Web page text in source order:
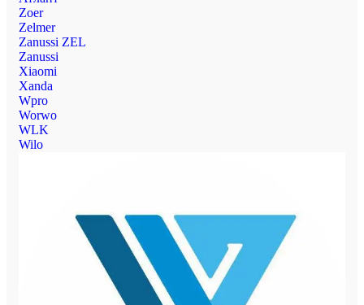
Zoer
Zelmer
Zanussi ZEL
Zanussi
Xiaomi
Xanda
Wpro
Worwo
WLK
Wilo